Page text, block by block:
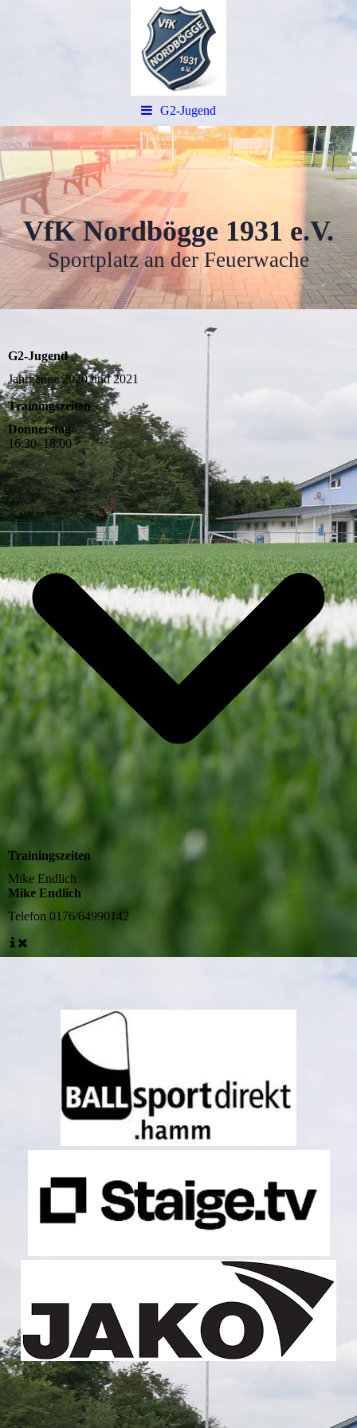
G2-Jugend
VfK Nordbögge 1931 e.V.
Sportplatz an der Feuerwache
G2-Jugend
Jahrgänge 2020 und 2021
Trainingszeiten
Donnerstag
16:30–18:00
Trainingszeiten
Mike Endlich
Mike Endlich
Telefon 0176/64990142